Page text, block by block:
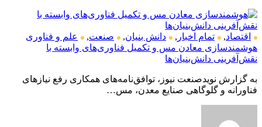
اقتصاد, تمام اخبار , دانش بنیان, صنعت,
علم و فناوری
هوشمندسازی معادن مس و تکمیل فناوری‌های وابسته با
نقش‌آفرینی دانش‌بنیان‌ها
به گزارش نویدصنعت نیوز، توافق‌نامه‌های همکاری رفع نیازهای
فناورانه و گلوگاهی صنایع معدن، مس…